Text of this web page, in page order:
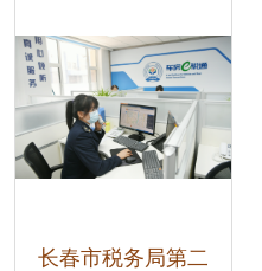
国文明单位与培育
协同发力
长春市税务局第二